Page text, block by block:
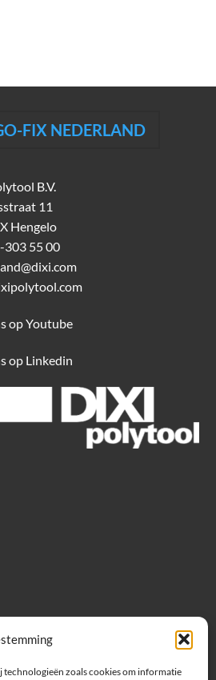
technologieën zoals cookies om informatie
FIX NEDERLAND
B.V.
11
Hengelo
303 55 00
op Youtube
op Linkedin